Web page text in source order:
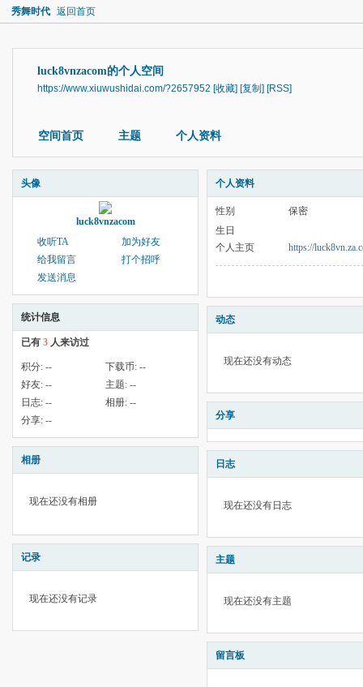
秀舞时代 返回首页
luck8vnzacom的个人空间
https://www.xiuwushidai.com/?2657952 [收藏] [复制] [RSS]
空间首页 主题 个人资料
头像
luck8vnzacom
收听TA
加为好友
给我留言
打个招呼
发送消息
统计信息
已有 3 人来访过
积分: -- 下载币: --
好友: -- 主题: --
日志: -- 相册: --
分享: --
相册
现在还没有相册
记录
现在还没有记录
个人资料
性别
保密
生日
个人主页
https://
动态
现在还没有动态
分享
日志
现在还没有日志
主题
现在还没有主题
留言板